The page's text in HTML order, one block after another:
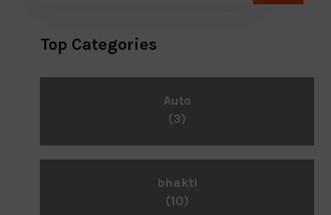
Top Categories
Auto
(3)
bhakti
(10)